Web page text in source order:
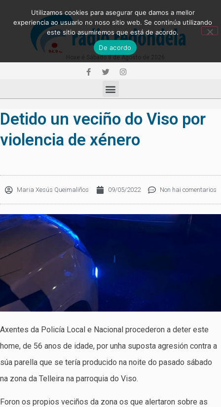
Detido un veciño do Viso por
violencia de xénero
Maria Xesús Queimaliños 09/05/2022 Non hai comentarios
Axentes da Policía Local e Nacional procederon a deter este
home, de 56 anos de idade, por unha suposta agresión contra a
súa parella que se tería producido na noite do pasado sábado
na zona da Telleira na parroquia do Viso.
Foron os propios veciños da zona os que alertaron sobre as
Utilizamos cookies para asegurar que damos a mellor
experiencia ao usuario no noso sitio web. Se continúa utilizando
este sitio asumiremos que está de acordo.
De acordo